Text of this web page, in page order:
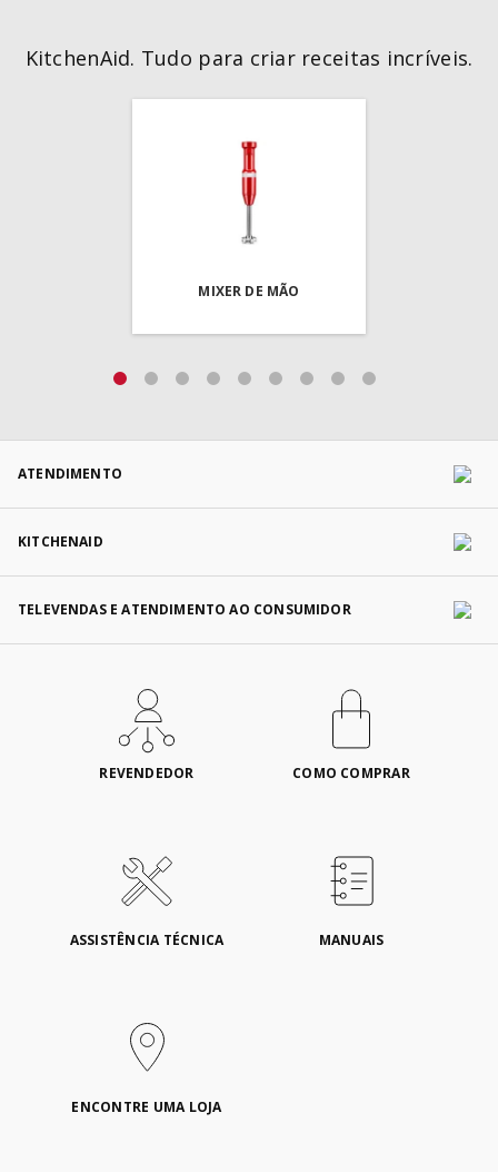
KitchenAid. Tudo para criar receitas incríveis.
MIXER DE MÃO
ATENDIMENTO
KITCHENAID
TELEVENDAS E ATENDIMENTO AO CONSUMIDOR
REVENDEDOR COMO COMPRAR
ASSISTÊNCIA TÉCNICA MANUAIS
ENCONTRE UMA LOJA